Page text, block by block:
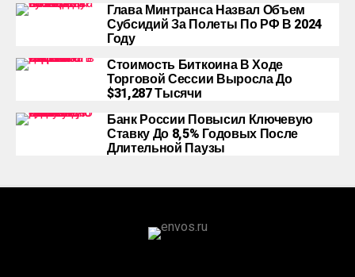
Глава Минтранса Назвал Объем
Субсидий За Полеты По РФ В 2024
Году
Стоимость Биткоина В Ходе
Торговой Сессии Выросла До
$31,287 Тысячи
Банк России Повысил Ключевую
Ставку До 8,5% Годовых После
Длительной Паузы